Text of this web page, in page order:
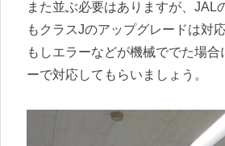
また並ぶ必要はありますが、JAL
もクラスJのアップグレードは対
もしエラーなどが機械ででた場合
ーで対応してもらいましょう。